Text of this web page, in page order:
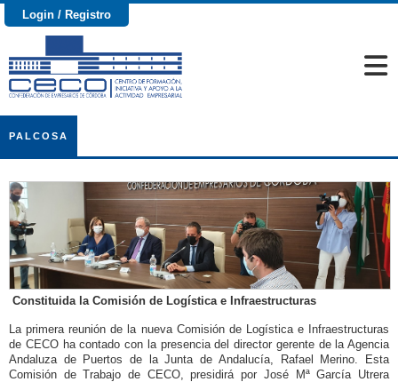
Login / Registro
PALCOSA
Constituida la Comisión de Logística e Infraestructuras
La primera reunión de la nueva Comisión de Logística e Infraestructuras
de CECO ha contado con la presencia del director gerente de la Agencia
Andaluza de Puertos de la Junta de Andalucía, Rafael Merino. Esta
Comisión de Trabajo de CECO, presidirá por José Mª García Utrera